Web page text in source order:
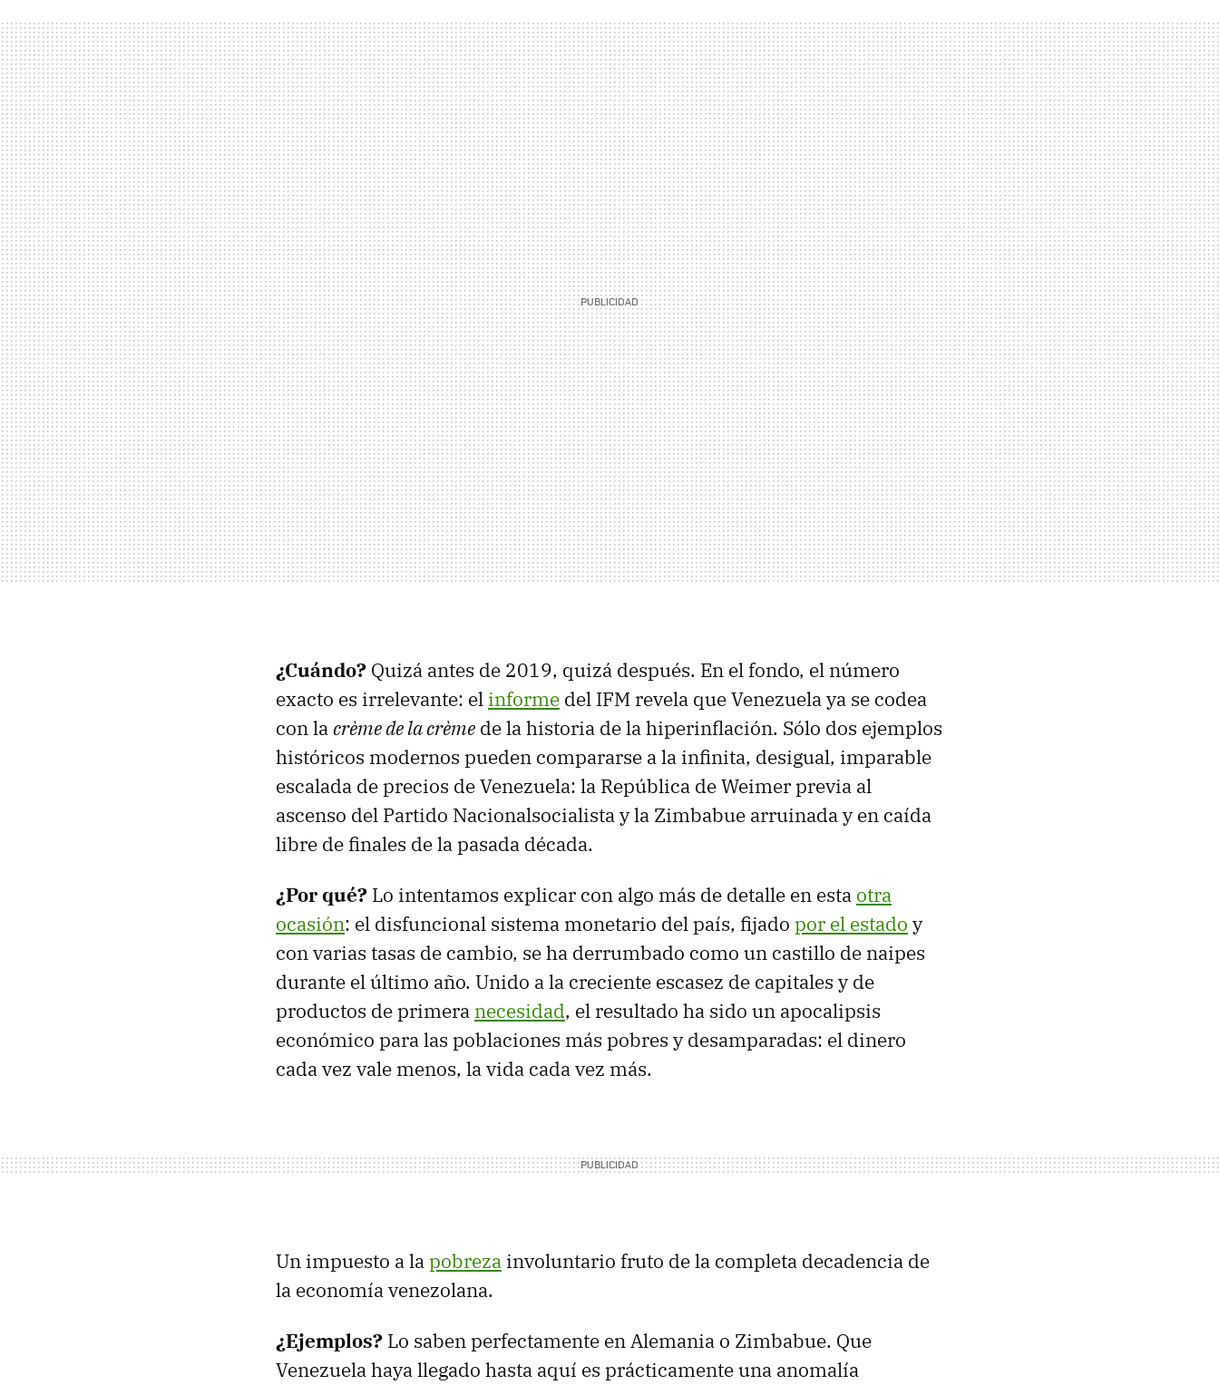
¿Cuándo? Quizá antes de 2019, quizá después. En el fondo, el número
exacto es irrelevante: el informe del IFM revela que Venezuela ya se codea
con la crème de la crème de la historia de la hiperinflación. Sólo dos ejemplos
históricos modernos pueden compararse a la infinita, desigual, imparable
escalada de precios de Venezuela: la República de Weimer previa al
ascenso del Partido Nacionalsocialista y la Zimbabue arruinada y en caída
libre de finales de la pasada década.
¿Por qué? Lo intentamos explicar con algo más de detalle en esta otra
ocasión: el disfuncional sistema monetario del país, fijado por el estado y
con varias tasas de cambio, se ha derrumbado como un castillo de naipes
durante el último año. Unido a la creciente escasez de capitales y de
productos de primera necesidad, el resultado ha sido un apocalipsis
económico para las poblaciones más pobres y desamparadas: el dinero
cada vez vale menos, la vida cada vez más.
Un impuesto a lapobreza involuntario fruto de la completa decadencia de
la economía venezolana.
¿Ejemplos? Lo saben perfectamente en Alemania o Zimbabue. Que
Venezuela haya llegado hasta aquí es prácticamente una anomalía